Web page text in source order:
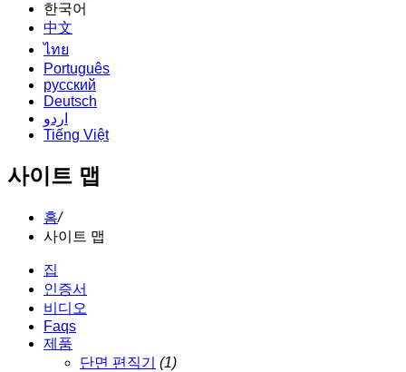
한국어
中文
ไทย
Português
русский
Deutsch
اردو
Tiếng Việt
사이트 맵
홈/
사이트 맵
집
인증서
비디오
Faqs
제품
단면 편직기
(1)